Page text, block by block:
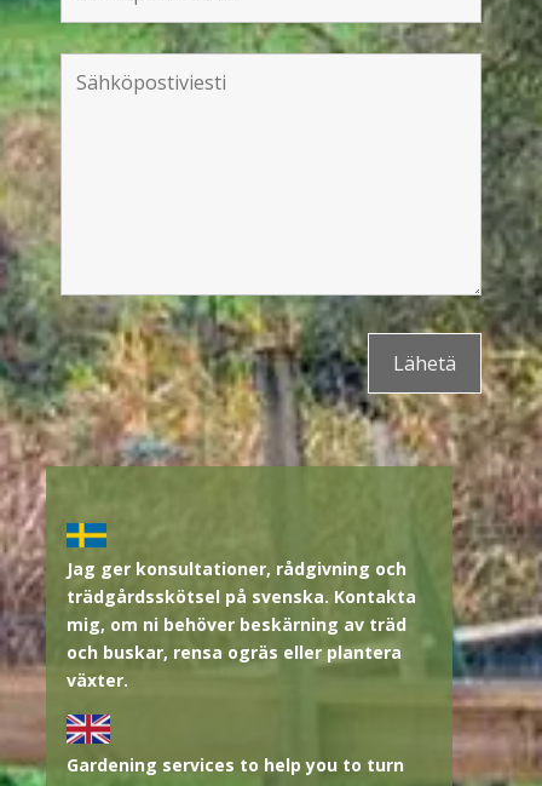
Jag ger konsultationer, rådgivning och
trädgårdsskötsel på svenska. Kontakta
mig, om ni behöver beskärning av träd
och buskar, rensa ogräs eller plantera
växter.
Gardening services to help you to turn